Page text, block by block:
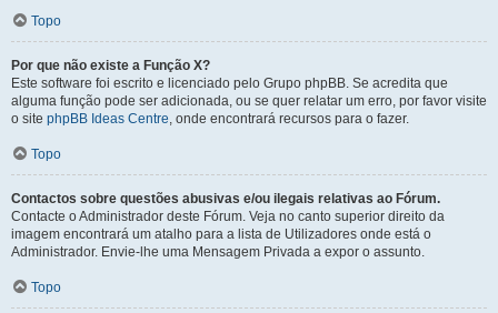
Topo
Por que não existe a Função X?
Este software foi escrito e licenciado pelo Grupo phpBB. Se acredita que
alguma função pode ser adicionada, ou se quer relatar um erro, por favor visite
o site phpBB Ideas Centre, onde encontrará recursos para o fazer.
Topo
Contactos sobre questões abusivas e/ou ilegais relativas ao Fórum.
Contacte o Administrador deste Fórum. Veja no canto superior direito da
imagem encontrará um atalho para a lista de Utilizadores onde está o
Administrador. Envie-lhe uma Mensagem Privada a expor o assunto.
Topo